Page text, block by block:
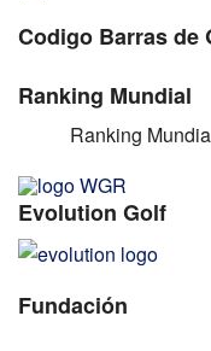
Codigo Barras de
Ranking Mundial
Ranking
Evolution Golf
Fundación